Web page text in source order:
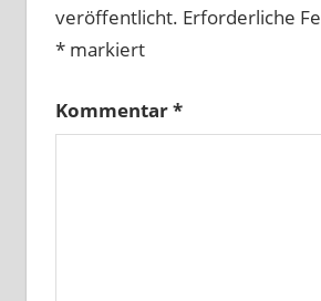
veröffentlicht. Erforderliche
*markiert
Kommentar*